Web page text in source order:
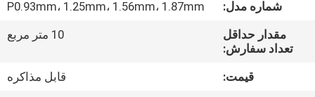
دربارهی
کارخانه
شماره مدل:
P0.93mm، 1.25mm، 1.56mm، 1.87mm
مقدار حداقل
تعداد سفارش:
10 متر مربع
قیمت:
قابل مذاکره